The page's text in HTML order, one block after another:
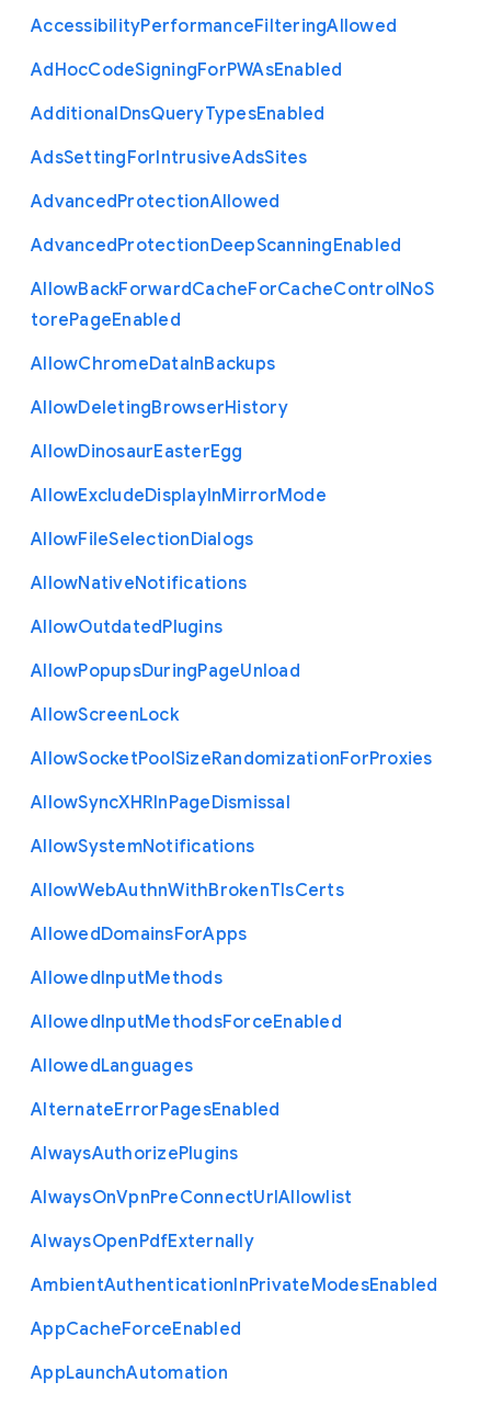
AccessibilityPerformanceFilteringAllowed
AdHocCodeSigningForPWAsEnabled
AdditionalDnsQueryTypesEnabled
AdsSettingForIntrusiveAdsSites
AdvancedProtectionAllowed
AdvancedProtectionDeepScanningEnabled
AllowBackForwardCacheForCacheControlNoS
torePageEnabled
AllowChromeDataInBackups
AllowDeletingBrowserHistory
AllowDinosaurEasterEgg
AllowExcludeDisplayInMirrorMode
AllowFileSelectionDialogs
AllowNativeNotifications
AllowOutdatedPlugins
AllowPopupsDuringPageUnload
AllowScreenLock
AllowSocketPoolSizeRandomizationForProxies
AllowSyncXHRInPageDismissal
AllowSystemNotifications
AllowWebAuthnWithBrokenTlsCerts
AllowedDomainsForApps
AllowedInputMethods
AllowedInputMethodsForceEnabled
AllowedLanguages
AlternateErrorPagesEnabled
AlwaysAuthorizePlugins
AlwaysOnVpnPreConnectUrlAllowlist
AlwaysOpenPdfExternally
AmbientAuthenticationInPrivateModesEnabled
AppCacheForceEnabled
AppLaunchAutomation